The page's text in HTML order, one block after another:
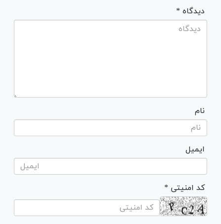
* دیدگاه
نام
ایمیل
* کد امنیتی